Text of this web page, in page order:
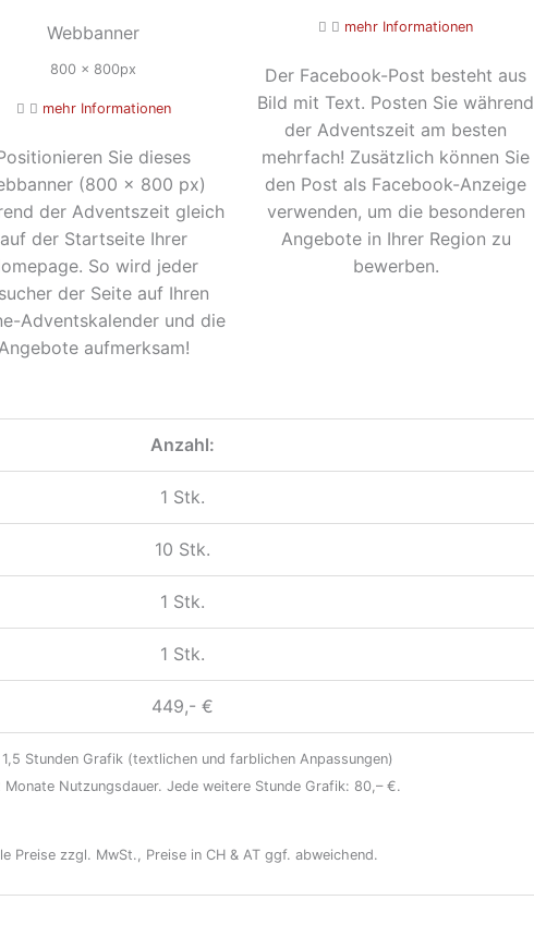
Webbanner
800 x 800px
mehr Informationen
Sie dieses
(800 x 800 px)
der Adventszeit gleich
auf der Startseite Ihrer
So wird jeder
der Seite auf Ihren
Adventskalender und die
aufmerksam!
mehr Informationen
Der Facebook-Post besteht aus
Bild mit Text. Posten Sie während
der Adventszeit am besten
mehrfach! Zusätzlich können Sie
den Post als Facebook-Anzeige
verwenden, um die besonderen
Angebote in Ihrer Region zu
bewerben.
Anzahl:
1 Stk.
10 Stk.
1 Stk.
1 Stk.
449,- €
1,5 Stunden Grafik (textlichen und farblichen Anpassungen)
Monate Nutzungsdauer. Jede weitere Stunde Grafik: 80,– €.
Preise zzgl. MwSt., Preise in CH & AT ggf. abweichend.